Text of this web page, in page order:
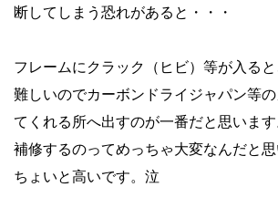
断してしまう 恐れがあると・・・
フレームにクラック（ヒビ）等が入る
難しいのでカーボンドライジャパン等
てくれる所へ出すのが一番だと思いま
補修するのってめっちゃ大変なんだと思
ちょいと高いです。泣